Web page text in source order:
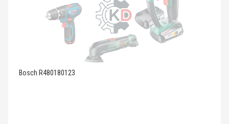
Bosch R480180123